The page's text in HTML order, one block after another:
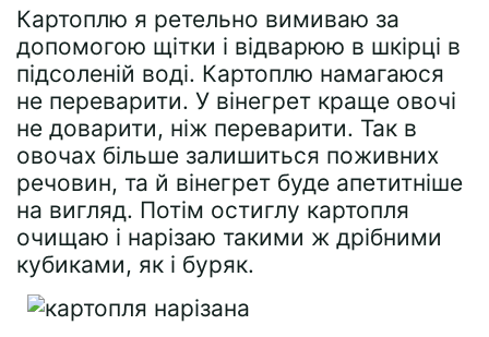
Картоплю я ретельно вимиваю за
допомогою щітки і відварюю в шкірці в
підсоленій воді. Картоплю намагаюся
не переварити. У вінегрет краще овочі
не доварити, ніж переварити. Так в
овочах більше залишиться поживних
речовин, та й вінегрет буде апетитніше
на вигляд. Потім остиглу картопля
очищаю і нарізаю такими ж дрібними
кубиками, як і буряк.